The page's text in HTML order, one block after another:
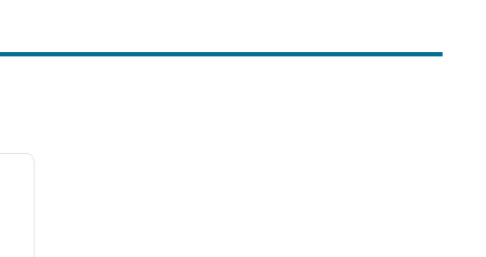
imaginea următoare